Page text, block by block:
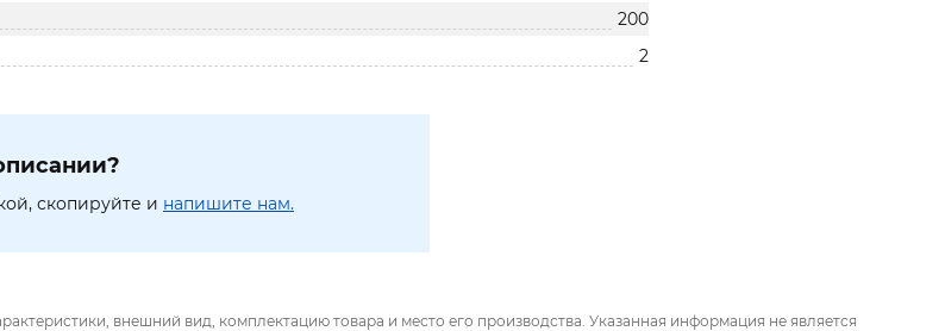
200
2
скопируйте и напишите нам.
внешний вид, комплектацию товара и место его производства. Указанная информация не является